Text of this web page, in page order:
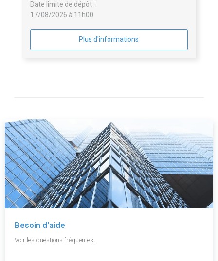
Date limite de dépôt :
17/08/2026 à 11h00
Plus d'informations
Besoin d'aide
Voir les questions fréquentes.